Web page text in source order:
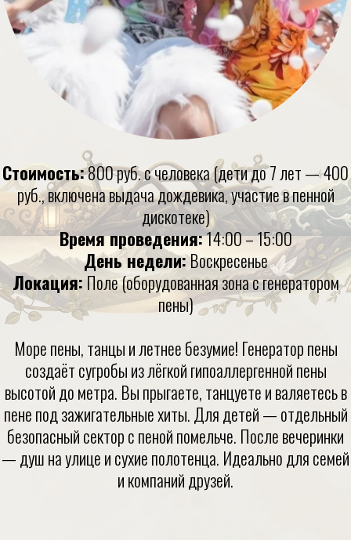
Стоимость:800 руб. с человека (дети до 7 лет — 400
руб., включена выдача дождевика, участие в пенной
дискотеке)
Время проведения:14:00 – 15:00
День недели:Воскресенье
Локация: Поле (оборудованная зона с генератором
пены)
Море пены, танцы и летнее безумие! Генератор пены
создаёт сугробы из лёгкой гипоаллергенной пены
высотой до метра. Вы прыгаете, танцуете и валяетесь в
пене под зажигательные хиты. Для детей — отдельный
безопасный сектор с пеной помельче. После вечеринки
— душ на улице и сухие полотенца. Идеально для семей
и компаний друзей.